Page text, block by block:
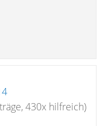
430x hilfreich)